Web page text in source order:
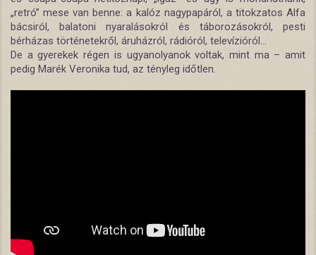
„retró” mese van benne: a kalóz nagypapáról, a titokzatos Alfa
bácsiról, balatoni nyaralásokról és táborozásokról, pesti
bérházas történetekről, áruházról, rádióról, televízióról...
De a gyerekek régen is ugyanolyanok voltak, mint ma – amit
pedig Marék Veronika tud, az tényleg időtlen.